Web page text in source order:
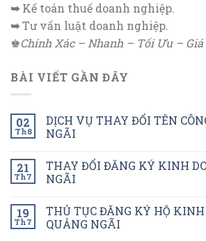
➥Kế toán thuế doanh nghiệp.
➥Tư vấn luật doanh nghiệp.
♚Chính Xác – Nhanh – Tối Ưu – Giá
BÀI VIẾT GẦN ĐÂY
02
Th8
DỊCH VỤ THAY ĐỔI TÊN
NGÃI
21
Th7
THAY ĐỔI ĐĂNG KÝ KINH
NGÃI
19
Th7
THỦ TỤC ĐĂNG KÝ HỘ
QUẢNG NGÃI